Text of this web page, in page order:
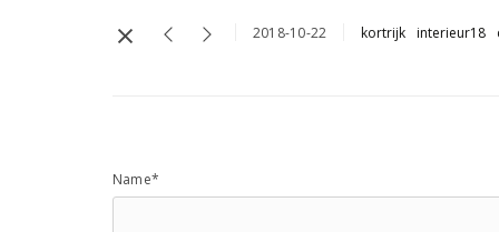
2018-10-22 kortrijk interieur18
Name*